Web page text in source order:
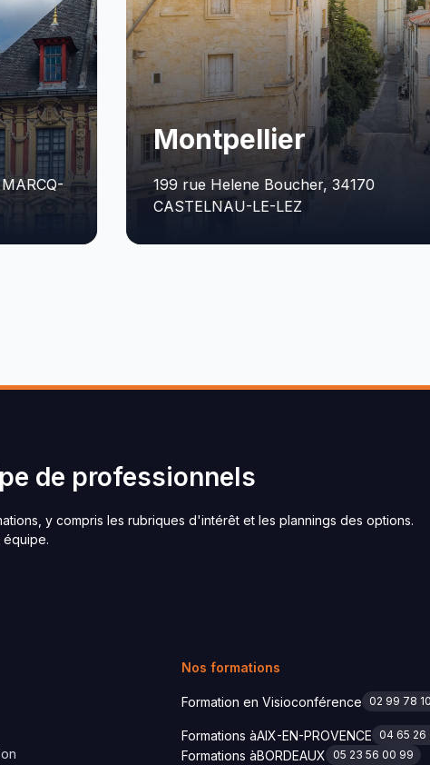
34170
Bordeaux
Rue Robert Caumont
BORDEAUX
de professionnels
y compris les rubriques d'intérêt et les plannings des options.
Nos formations
Formation en Visioconférence 02 99 78
Formations àAIX-EN-PROVENCE 04 65 26
Formations àBORDEAUX 05 23 56 00 99